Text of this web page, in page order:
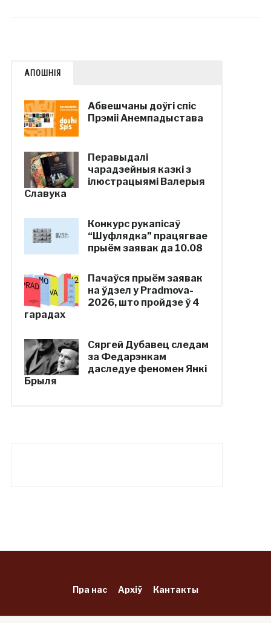
АПОШНІЯ
Абвешчаны доўгі спіс
Прэміі Анемпадыстава
Перавыдалі
чарадзейныя казкі з
ілюстрацыямі Валерыя
Славука
Конкурс рукапісаў
“Шуфлядка” працягвае
прыём заявак да 10.08
Пачаўся прыём заявак
на ўдзел у Pradmova-
2026, што пройдзе ў 4
гарадах
Сяргей Дубавец следам
за Федарэнкам
даследуе феномен Янкі
Брыля
Пра нас Архіў Кантакты